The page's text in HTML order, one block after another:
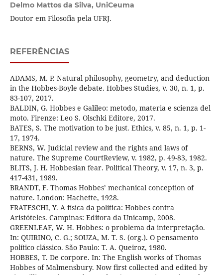
Delmo Mattos da Silva, UniCeuma
Doutor em Filosofia pela UFRJ.
REFERÊNCIAS
ADAMS, M. P. Natural philosophy, geometry, and deduction
in the Hobbes-Boyle debate. Hobbes Studies, v. 30, n. 1, p.
83-107, 2017.
BALDIN, G. Hobbes e Galileo: metodo, materia e scienza del
moto. Firenze: Leo S. Olschki Editore, 2017.
BATES, S. The motivation to be just. Ethics, v. 85, n. 1, p. 1-
17, 1974.
BERNS, W. Judicial review and the rights and laws of
nature. The Supreme CourtReview, v. 1982, p. 49-83, 1982.
BLITS, J. H. Hobbesian fear. Political Theory, v. 17, n. 3, p.
417-431, 1989.
BRANDT, F. Thomas Hobbes’ mechanical conception of
nature. London: Hachette, 1928.
FRATESCHI, Y. A física da política: Hobbes contra
Aristóteles. Campinas: Editora da Unicamp, 2008.
GREENLEAF, W. H. Hobbes: o problema da interpretação.
In: QUIRINO, C. G.; SOUZA, M. T. S. (org.). O pensamento
político clássico. São Paulo: T. A. Queiroz, 1980.
HOBBES, T. De corpore. In: The English works of Thomas
Hobbes of Malmensbury. Now first collected and edited by